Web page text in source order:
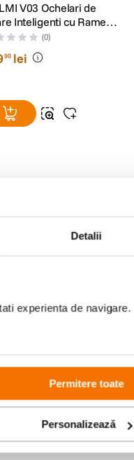
Detalii
experienta de
Permitere toate
Personalizează
V03 Ochelari de
Inteligenti cu Rame
(0)
90 lei
utile,
pregatite special
Livrare gratuita